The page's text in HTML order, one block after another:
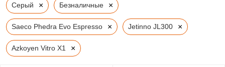
Серый × Безналичные ×
Saeco Phedra Evo Espresso × Jetinno JL300 ×
Azkoyen Vitro X1 ×